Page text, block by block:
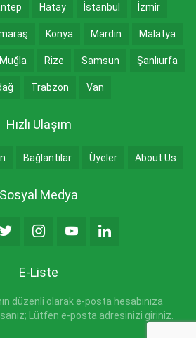
Hatay İstanbul İzmir
Konya Mardin Malatya
Muğla Rize Samsun Şanlıurfa
Trabzon Van
Hızlı Ulaşım
Bağlantılar Üyeler About Us
Sosyal Medya
E-Liste
düzenli olarak e-posta hesabınıza
Lütfen e-posta adresinizi giriniz.